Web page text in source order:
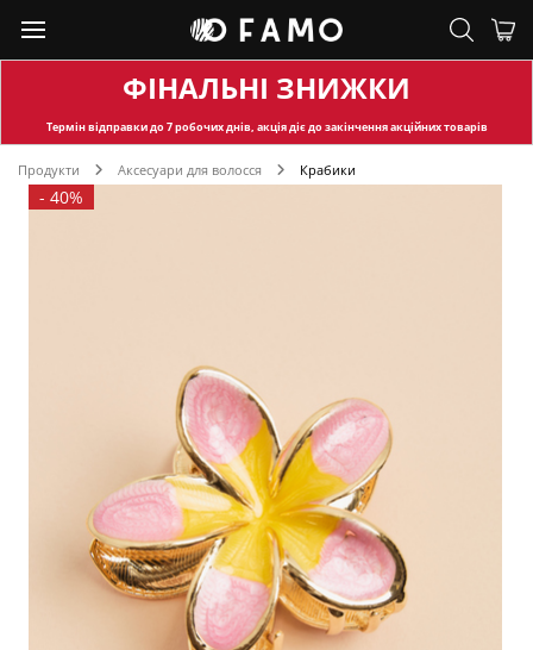
ФІНАЛЬНІ ЗНИЖКИ
Термін відправкидо 7 робочих днів, акція діє до закінчення акційних товарів
Продукти Аксесуари для волосся Крабики
- 40%